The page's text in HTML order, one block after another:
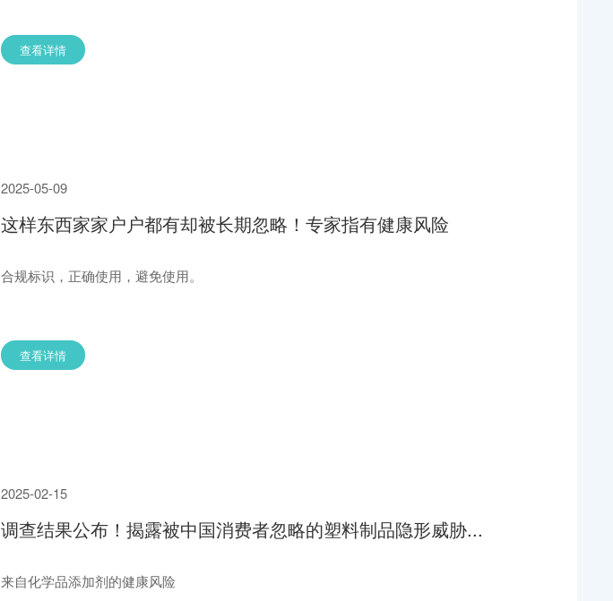
查看详情
2025-05-09
这样东西家家户户都有却被长期忽略！专家指有健康风险
合规标识，正确使用，避免使用。
查看详情
2025-02-15
调查结果公布！揭露被中国消费者忽略的塑料制品隐形威胁...
来自化学品添加剂的健康风险